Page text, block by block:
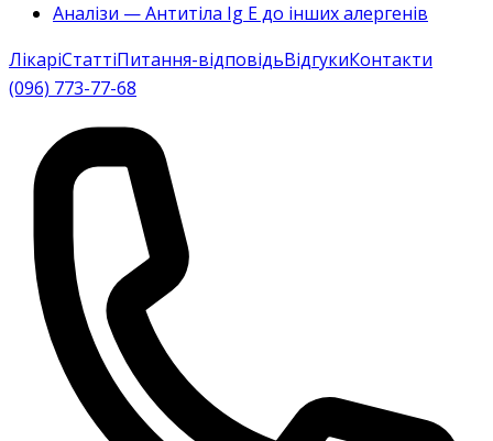
Аналізи — Антитіла Ig E до інших алергенів
ЛікаріСтаттіПитання-відповідьВідгукиКонтакти
(096) 773-77-68